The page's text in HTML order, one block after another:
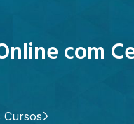
com
Cursos